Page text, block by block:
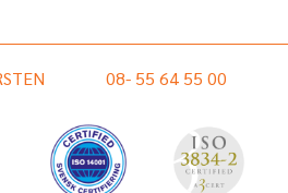
08- 55 64 55 00